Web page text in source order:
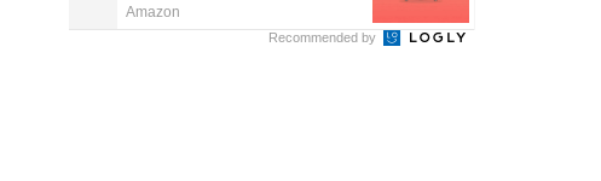
Amazon
Recommended by